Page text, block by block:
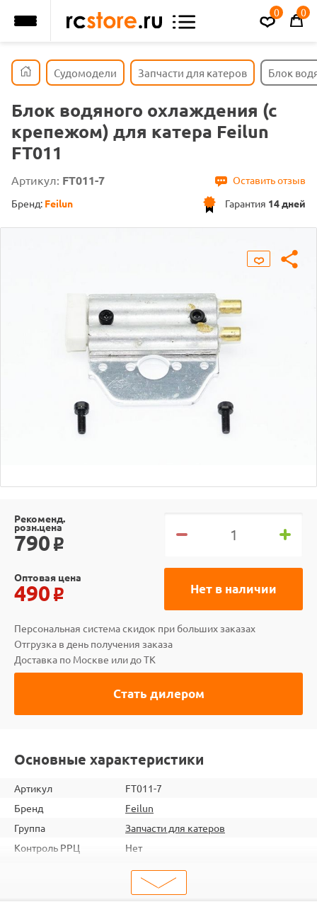
0 0
Судомодели Запчасти для катеров Блок
Блок водяного охлаждения (с
крепежом) для катера Feilun
FT011
Артикул: FT011-7
Оставить отзыв
Гарантия 14 дней
Бренд: Feilun
Рекоменд.
розн.цена
790 o
Нет в наличии
Оптовая цена
490 o
Персональная система скидок при больших заказах
Отгрузка в день получения заказа
Доставка по Москве или до ТК
Стать дилером
Основные характеристики
Артикул
FT011-7
Бренд
Feilun
Группа
Запчасти для катеров
Контроль РРЦ
Нет
2000000050447
Запчасти для судомоделей